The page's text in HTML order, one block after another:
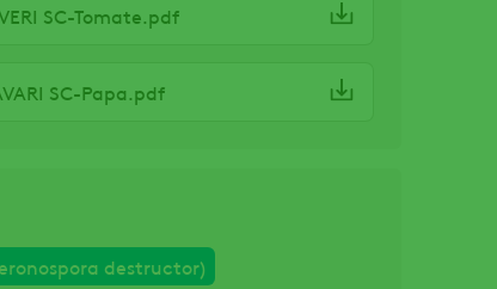
SC-Tomate.pdf
SC-Papa.pdf
destructor)